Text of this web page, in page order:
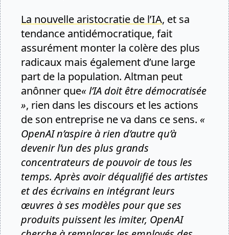
La nouvelle aristocratie de l’IA, et sa
tendance antidémocratique, fait
assurément monter la colère des plus
radicaux mais également d’une large
part de la population. Altman peut
anônner que« l’IA doit être démocratisée
», rien dans les discours et les actions
de son entreprise ne va dans ce sens. «
OpenAI n’aspire à rien d’autre qu’à
devenir l’un des plus grands
concentrateurs de pouvoir de tous les
temps. Après avoir déqualifié des artistes
et des écrivains en intégrant leurs
œuvres à ses modèles pour que ses
produits puissent les imiter, OpenAI